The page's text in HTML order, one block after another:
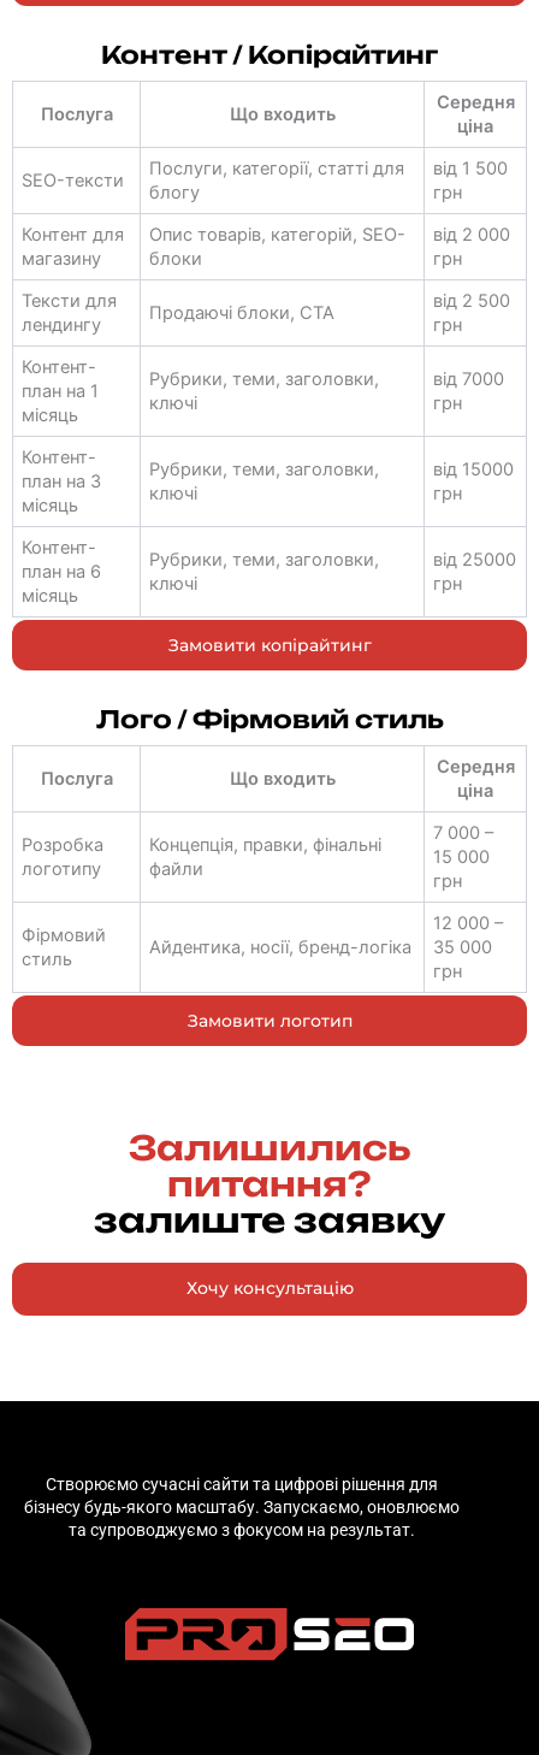
Контент / Копірайтинг
Послуга Що входить
Середня
ціна
SEO-тексти
Послуги, категорії, статті для
блогу
від 1 500
грн
Контент для
магазину
Опис товарів, категорій, SEO-
блоки
від 2 000
грн
Тексти для
лендингу
Продаючі блоки, CTA
від 2 500
грн
Контент-
план на 1
місяць
Рубрики, теми, заголовки,
ключі
від 7000
грн
Контент-
план на 3
місяць
Рубрики, теми, заголовки,
ключі
від 15000
грн
Контент-
план на 6
місяць
Рубрики, теми, заголовки,
ключі
від 25000
грн
Замовити копірайтинг
Лого / Фірмовий стиль
Послуга Що входить
Середня
ціна
Розробка
логотипу
Концепція, правки, фінальні
файли
7 000 –
15 000
грн
Фірмовий
стиль
Айдентика, носії, бренд-логіка
12 000 –
35 000
грн
Замовити логотип
Залишились
питання?
залиште заявку
Хочу консультацію
Створюємо сучасні сайти та цифрові рішення для
бізнесу будь-якого масштабу. Запускаємо, оновлюємо
та супроводжуємо з фокусом на результат.